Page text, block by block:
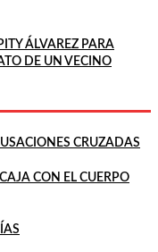
ÁLVAREZ PARA
DE UN VECINO
CRUZADAS
CON EL CUERPO